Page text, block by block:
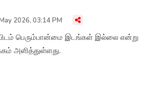
2026, 03:14 PM
பெரும்பான்மை இடங்கள் இல்லை என்று
அளித்துள்ளது.